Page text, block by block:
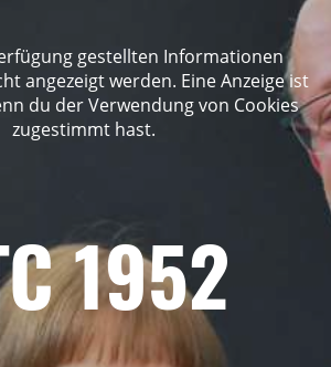
gestellten Informationen
angezeigt werden. Eine Anzeige ist
du der Verwendung von Cookies
zugestimmt hast.
1952